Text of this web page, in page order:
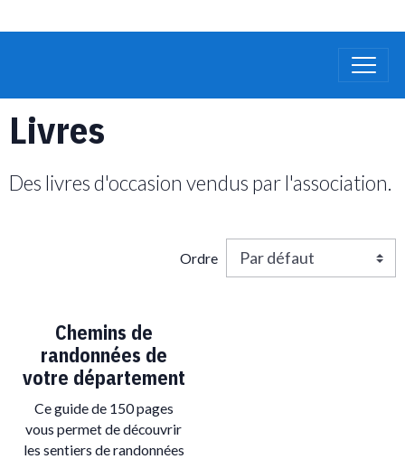
Livres
Des livres d'occasion vendus par l'association.
Ordre
Chemins de
randonnées de
votre département
Ce guide de 150 pages
vous permet de découvrir
les sentiers de randonnées